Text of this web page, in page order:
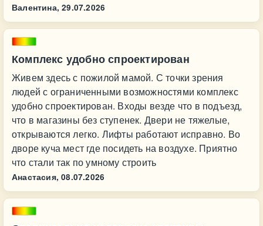
Валентина, 29.07.2026
Комплекс удобно спроектирован
Живем здесь с пожилой мамой. С точки зрения
людей с ограниченными возможностями комплекс
удобно спроектирован. Входы везде что в подъезд,
что в магазины без ступенек. Двери не тяжелые,
открываются легко. Лифты работают исправно. Во
дворе куча мест где посидеть на воздухе. Приятно
что стали так по умному строить
Анастасия, 08.07.2026